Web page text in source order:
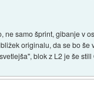
ne samo šprint, gibanje v
originalu, da se bo
blok z L2 je še